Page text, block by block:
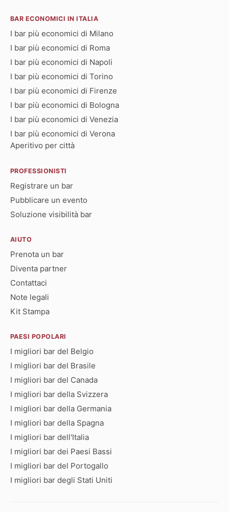
BAR ECONOMICI IN ITALIA
I bar più economici di Milano
I bar più economici di Roma
I bar più economici di Napoli
I bar più economici di Torino
I bar più economici di Firenze
I bar più economici di Bologna
I bar più economici di Venezia
I bar più economici di Verona
Aperitivo per città
PROFESSIONISTI
Registrare un bar
Pubblicare un evento
Soluzione visibilità bar
AIUTO
Prenota un bar
Diventa partner
Contattaci
Note legali
Kit Stampa
PAESI POPOLARI
I migliori bar del Belgio
I migliori bar del Brasile
I migliori bar del Canada
I migliori bar della Svizzera
I migliori bar della Germania
I migliori bar della Spagna
I migliori bar dell'Italia
I migliori bar dei Paesi Bassi
I migliori bar del Portogallo
I migliori bar degli Stati Uniti